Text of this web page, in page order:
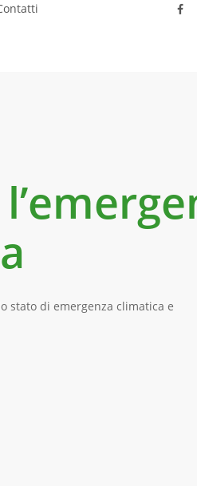
stato di emergenza climatica e